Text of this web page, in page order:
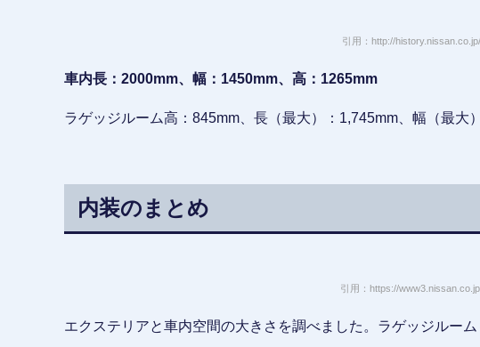
引用：http://history.nissan.co.jp/
車内長：2000mm、幅：1450mm、高：1265mm
ラゲッジルーム高：845mm、長（最大）：1,745mm、幅（最大
内装のまとめ
引用：https://
エクステリアと車内空間の大きさを調べました。ラゲッジルーム